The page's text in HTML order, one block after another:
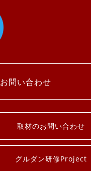
お問い合わせ
取材のお問い合わせ
グルダン研修Project